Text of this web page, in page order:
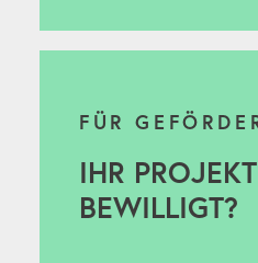
FÜR
IHR
BEWILLIGT?